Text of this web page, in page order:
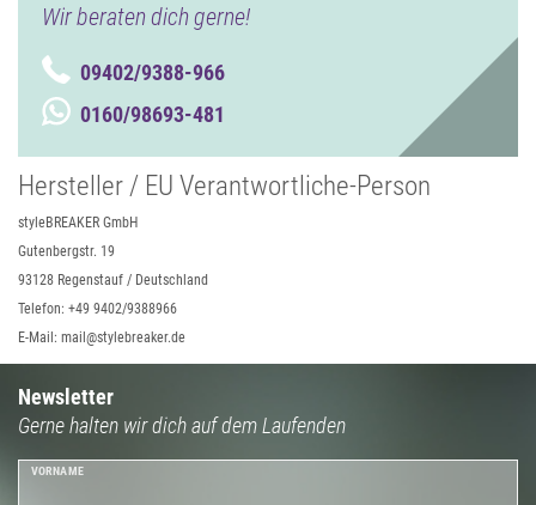
Wir beraten dich gerne!
09402/9388-966
0160/98693-481
Hersteller / EU Verantwortliche-Person
styleBREAKER GmbH
Gutenbergstr. 19
93128 Regenstauf / Deutschland
Telefon: +49 9402/9388966
E-Mail: mail@stylebreaker.de
Newsletter
Gerne halten wir dich auf dem Laufenden
VORNAME